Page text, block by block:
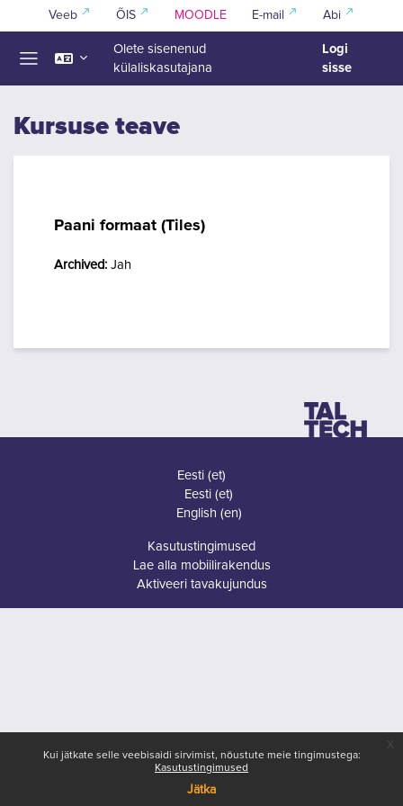
Jäta vahele peasisuni
Kui jätkate selle veebisaidi sirvimist, nõustute meie tingimustega:
Kasutustingimused
Jätka
Veeb ÕIS MOODLE E-mail Abi
Olete sisenenud
külaliskasutajana
Logi
sisse
Kursuse teave
Paani formaat (Tiles)
Archived: Jah
Eesti ‎(et)‎
Eesti ‎(et)‎
English ‎(en)‎
Kasutustingimused
Lae alla mobiilirakendus
Aktiveeri tavakujundus